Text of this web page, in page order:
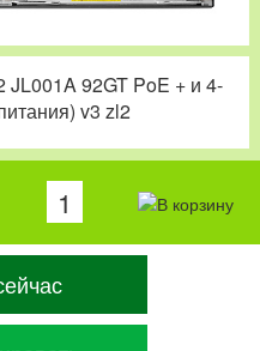
JL001A 92GT PoE + и 4-
v3 zl2